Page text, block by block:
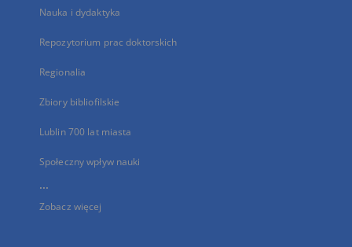
Nauka i dydaktyka
Repozytorium prac doktorskich
Regionalia
Zbiory bibliofilskie
Lublin 700 lat miasta
Społeczny wpływ nauki
...
Zobacz więcej